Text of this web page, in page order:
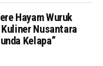
Hayam Wuruk
Nusantara
Kelapa”